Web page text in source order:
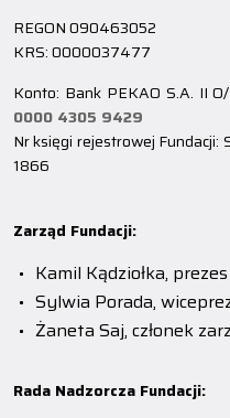
REGON 090463052
KRS: 0000037477
Konto: Bank PEKAO S.A. II
0000 4305 9429
Nr księgi rejestrowej Fundacji:
1866
Zarząd Fundacji:
Kamil Kądziołka,
Sylwia Porada,
Żaneta Saj, członek
Rada Nadzorcza Fundacji: